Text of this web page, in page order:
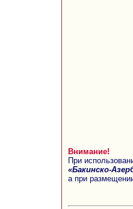
Внимание!
При
«Бакинско-
а при